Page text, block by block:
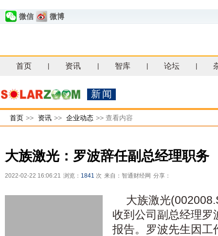
微信 微博
首页 资讯 智库 论坛
新闻
首页 >> 资讯 >> 企业动态 >> 查看内容
大族激光：罗波辞任副总经理职务
2022-02-22 16:06:21 浏览： 1841 次 来自：智通财经网 分享：
大族激光
收到公司副总经理罗
报告。罗波先生因工